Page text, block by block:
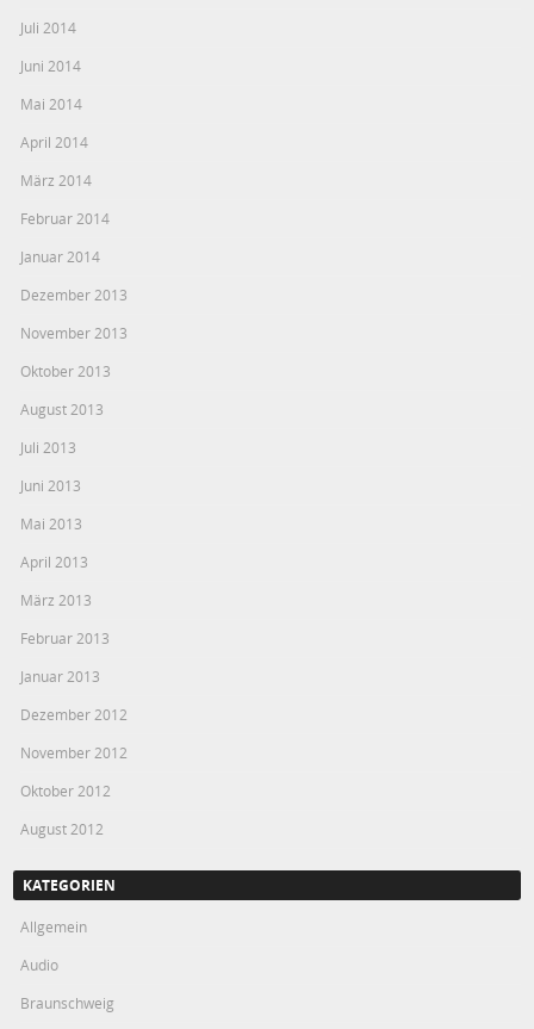
Juli 2014
Juni 2014
Mai 2014
April 2014
März 2014
Februar 2014
Januar 2014
Dezember 2013
November 2013
Oktober 2013
August 2013
Juli 2013
Juni 2013
Mai 2013
April 2013
März 2013
Februar 2013
Januar 2013
Dezember 2012
November 2012
Oktober 2012
August 2012
KATEGORIEN
Allgemein
Audio
Braunschweig